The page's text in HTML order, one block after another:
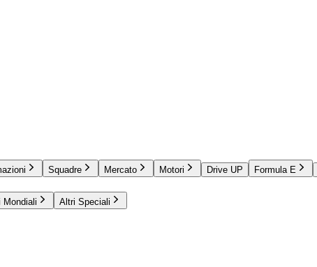
Squadre Mercato Motori Drive UP Formula E
Mondiali Altri Speciali